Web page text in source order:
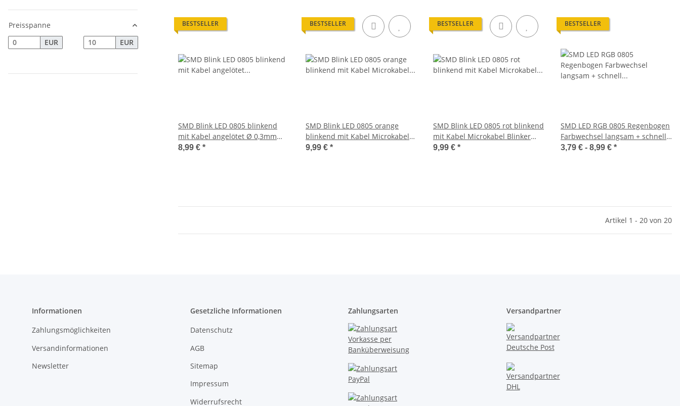
BESTSELLER
SMD Blink LED 0805 blinkend
mit Kabel angelötet Ø 0,3mm
Microkabel LEDs 10 Stück
8,99 € *
BESTSELLER
SMD Blink LED 0805 orange
blinkend mit Kabel Microkabel
LEDs 10 Stück S1151
9,99 € *
BESTSELLER
SMD Blink LED 0805 rot blinkend
mit Kabel Microkabel Blinker
LEDs 10 Stück S1147
9,99 € *
BESTSELLER
SMD LED RGB 0805 Regenbogen
Farbwechsel langsam + schnell
und blinken LEDs
3,79 € - 8,99 € *
Artikel 1 - 20 von 20
Preisspanne
EUR
EUR
Informationen
Zahlungsmöglichkeiten
Versandinformationen
Newsletter
Gesetzliche Informationen
Datenschutz
AGB
Sitemap
Impressum
Widerrufsrecht
Zahlungsarten Versandpartner